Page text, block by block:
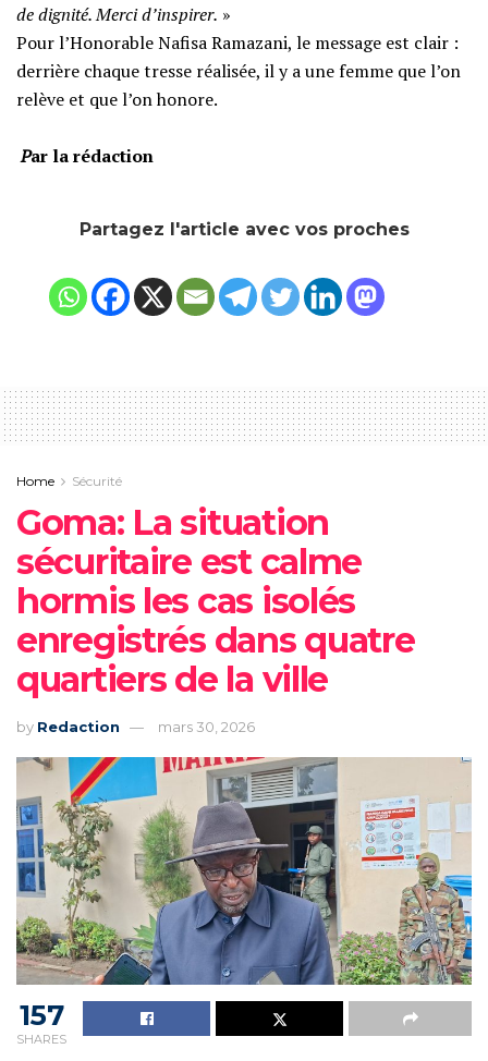
de dignité. Merci d’inspirer. »
‎​Pour l’Honorable Nafisa Ramazani, le message est clair :
derrière chaque tresse réalisée, il y a une femme que l’on
relève et que l’on honore.
‎Par la rédaction
Partagez l'article avec vos proches
Home Sécurité
Goma: La situation
sécuritaire est calme
hormis les cas isolés
enregistrés dans quatre
quartiers de la ville
by Redaction mars 30, 2026
157
SHARES